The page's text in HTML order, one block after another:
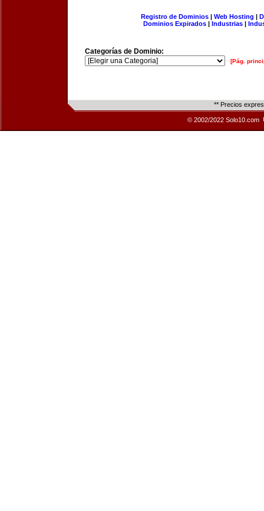
Registro de Dominios| Web Hosting |
Dominios Expirados | Industrias |
Categorías de Dominio:
[Pág.
** Precios
© 2002/2022 Solo10.com